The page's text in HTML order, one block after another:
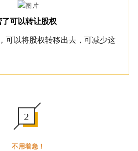
可以转让股权
可以将股权转移出去，可减少这
2
不用着急！